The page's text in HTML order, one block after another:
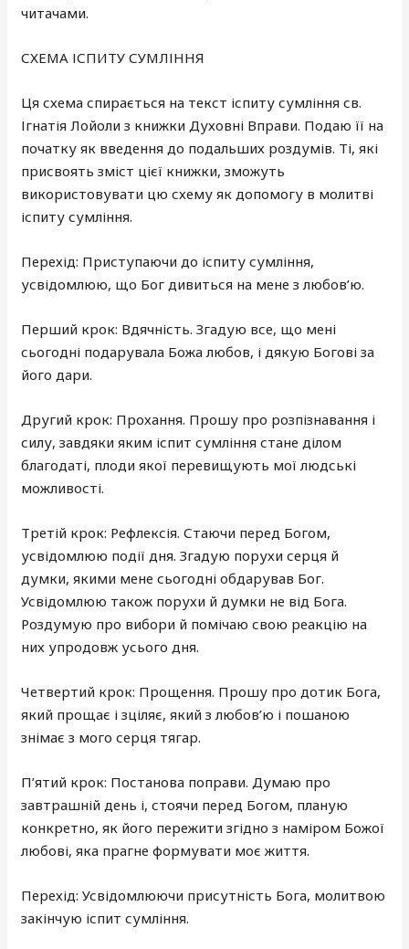
читачами.
СХЕМА ІСПИТУ СУМЛІННЯ
Ця схема спирається на текст іспиту сумління св.
Ігнатія Лойоли з книжки Духовні Вправи. Подаю її на
початку як введення до подальших роздумів. Ті, які
присвоять зміст цієї книжки, зможуть
використовувати цю схему як допомогу в молитві
іспиту сумління.
Перехід: Приступаючи до іспиту сумління,
усвідомлюю, що Бог дивиться на мене з любов’ю.
Перший крок: Вдячність. Згадую все, що мені
сьогодні подарувала Божа любов, і дякую Богові за
його дари.
Другий крок: Прохання. Прошу про розпізнавання і
силу, завдяки яким іспит сумління стане ділом
благодаті, плоди якої перевищують мої людські
можливості.
Третій крок: Рефлексія. Стаючи перед Богом,
усвідомлюю події дня. Згадую порухи серця й
думки, якими мене сьогодні обдарував Бог.
Усвідомлюю також порухи й думки не від Бога.
Роздумую про вибори й помічаю свою реакцію на
них упродовж усього дня.
Четвертий крок: Прощення. Прошу про дотик Бога,
який прощає і зціляє, який з любов’ю і пошаною
знімає з мого серця тягар.
П’ятий крок: Постанова поправи. Думаю про
завтрашній день і, стоячи перед Богом, планую
конкретно, як його пережити згідно з наміром Божої
любові, яка прагне формувати моє життя.
Перехід: Усвідомлюючи присутність Бога, молитвою
закінчую іспит сумління.